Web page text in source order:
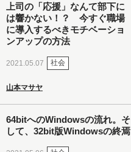
上司の「応援」なんて部下に
は響かない！？ 今すぐ職場
に導入するべきモチベーショ
ンアップの方法
2021.05.07 社会
山本マサヤ
64bitへのWindowsの流れ。そ
して、32bit版Windowsの終焉